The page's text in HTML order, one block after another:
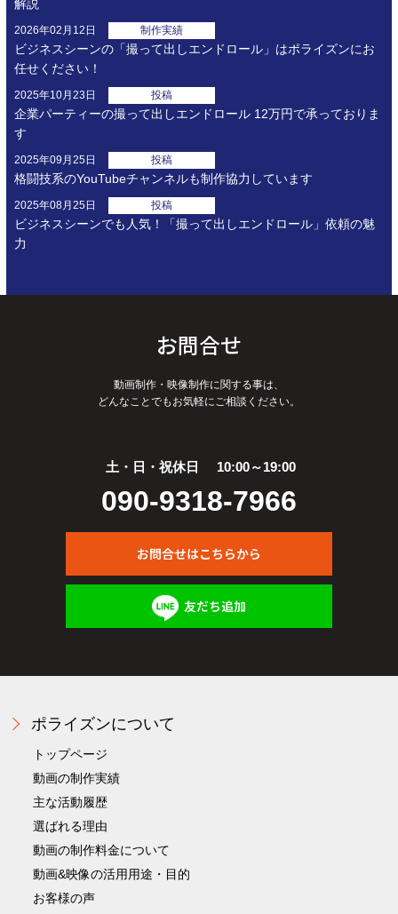
解説
2026年02月12日 制作実績
ビジネスシーンの「撮って出しエンドロール」はポライズンにお
任せください！
2025年10月23日 投稿
企業パーティーの撮って出しエンドロール 12万円で承っておりま
す
2025年09月25日 投稿
格闘技系のYouTubeチャンネルも制作協力しています
2025年08月25日 投稿
ビジネスシーンでも人気！「撮って出しエンドロール」依頼の魅
力
お問合せ
動画制作・映像制作に関する事は、
どんなことでもお気軽にご相談ください。
土・日・祝休日 10:00～19:00
090-9318-7966
お問合せはこちらから
友だち追加
ポライズンについて
トップページ
動画の制作実績
主な活動履歴
選ばれる理由
動画の制作料金について
動画&映像の活用用途・目的
お客様の声